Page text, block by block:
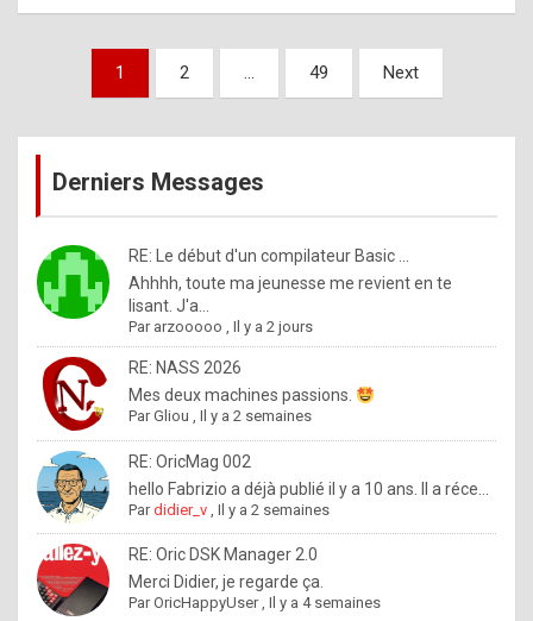
x
a
%
m
a
d
b
y
o
l
e
x
Pagination
publications
1 2 … 49 Next
Derniers Messages
RE: Le début d'un compilateur Basic ...
Ahhhh, toute ma jeunesse me revient en te
lisant. J'a...
Par arzooooo ,Il y a 2 jours
RE: NASS 2026
Mes deux machines passions.
ParGliou ,Il y a 2 semaines
RE: OricMag 002
hello Fabrizio a déjà publié il y a 10 ans. Il a réce...
Pardidier_v ,Il y a 2 semaines
RE: Oric DSK Manager 2.0
Merci Didier, je regarde ça.
ParOricHappyUser,Il y a 4 semaines